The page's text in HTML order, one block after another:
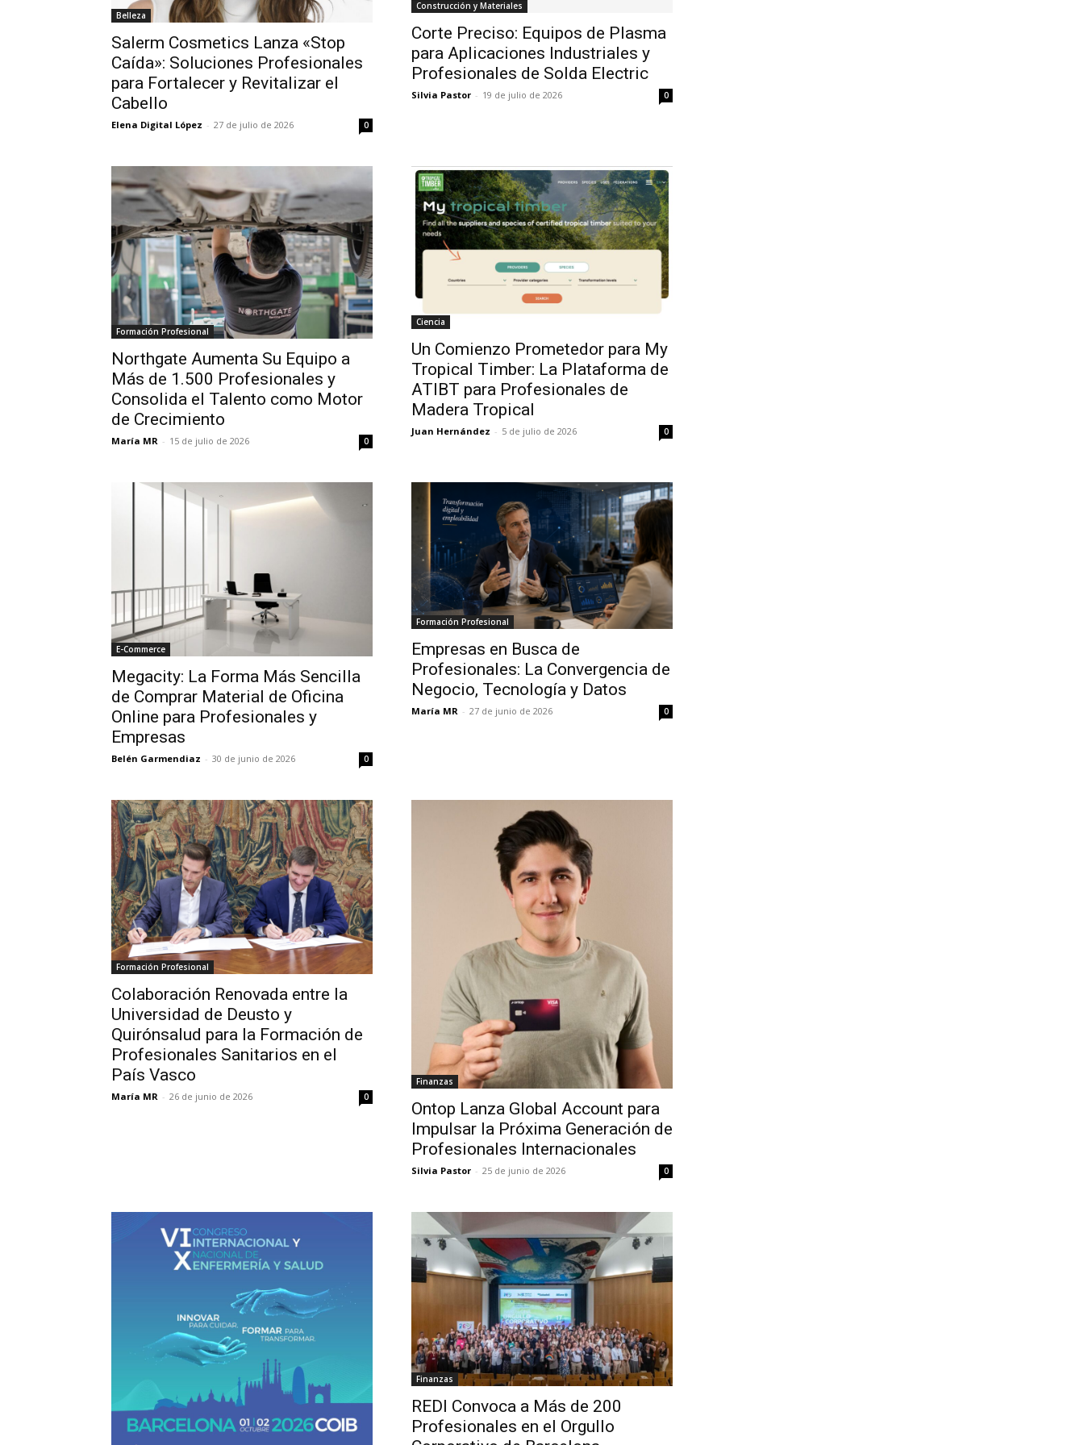
Belleza
Salerm Cosmetics Lanza «Stop
Caída»: Soluciones Profesionales
para Fortalecer y Revitalizar el
Cabello
Elena Digital López - 27 de julio de 2026 0
Construcción y Materiales
Corte Preciso: Equipos de Plasma
para Aplicaciones Industriales y
Profesionales de Solda Electric
Silvia Pastor - 19 de julio de 2026 0
Formación Profesional
Northgate Aumenta Su Equipo a
Más de 1.500 Profesionales y
Consolida el Talento como Motor
de Crecimiento
María MR - 15 de julio de 2026 0
Ciencia
Un Comienzo Prometedor para My
Tropical Timber: La Plataforma de
ATIBT para Profesionales de
Madera Tropical
Juan Hernández - 5 de julio de 2026 0
E-Commerce
Megacity: La Forma Más Sencilla
de Comprar Material de Oficina
Online para Profesionales y
Empresas
Belén Garmendiaz - 30 de junio de 2026 0
Formación Profesional
Empresas en Busca de
Profesionales: La Convergencia de
Negocio, Tecnología y Datos
María MR - 27 de junio de 2026 0
Formación Profesional
Colaboración Renovada entre la
Universidad de Deusto y
Quirónsalud para la Formación de
Profesionales Sanitarios en el
País Vasco
María MR - 26 de junio de 2026 0
Finanzas
Ontop Lanza Global Account para
Impulsar la Próxima Generación de
Profesionales Internacionales
Silvia Pastor - 25 de junio de 2026 0
Finanzas
REDI Convoca a Más de 200
Profesionales en el Orgullo